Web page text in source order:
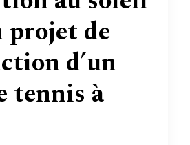
projet de
d’un
tennis à